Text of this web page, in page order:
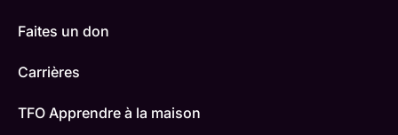
Faites un don
Carrières
TFO Apprendre à la maison